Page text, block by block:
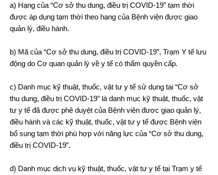
a) Hạng của “Cơ sở thu dung, điều trị COVID-19” tạm thời
được áp dụng tạm thời theo hạng của Bệnh viện được giao
quản lý, điều hành.
b) Mã của “Cơ sở thu dung, điều trị COVID-19”, Trạm Y tế lưu
động do Cơ quan quản lý về y tế có thẩm quyền cấp.
c) Danh mục kỹ thuật, thuốc, vật tư y tế sử dụng tại “Cơ sở
thu dung, điều trị COVID-19” là danh mục kỹ thuật, thuốc, vật
tư y tế đã được phê duyệt của Bệnh viện được giao quản lý,
điều hành và các kỹ thuật, thuốc, vật tư y tế được Bệnh viện
bổ sung tạm thời phù hợp với năng lực của “Cơ sở thu dung,
điều trị COVID-19”.
d) Danh mục dịch vụ kỹ thuật, thuốc, vật tư y tế tại Trạm y tế